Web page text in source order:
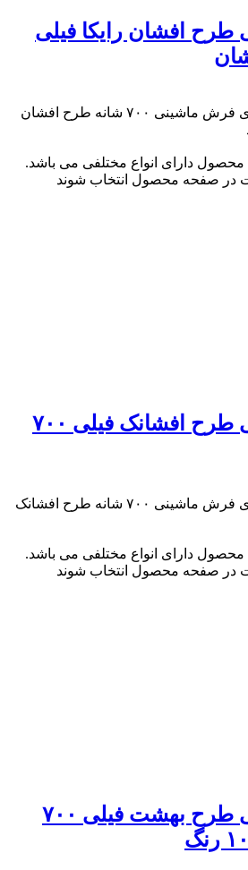
افشان رایکا فیلی
از زیباترین طرح های فرش ماشینی ۷۰۰ شانه طرح افشان
محصول دارای انواع مختلفی می باشد.
در صفحه محصول انتخاب شوند
فرش ماشینی طرح افشانک فیلی ۷۰۰
از زیباترین طرح های فرش ماشینی ۷۰۰ شانه طرح افشانک
محصول دارای انواع مختلفی می باشد.
در صفحه محصول انتخاب شوند
فرش ماشینی طرح بهشت فیلی ۷۰۰